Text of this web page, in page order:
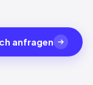
anfragen